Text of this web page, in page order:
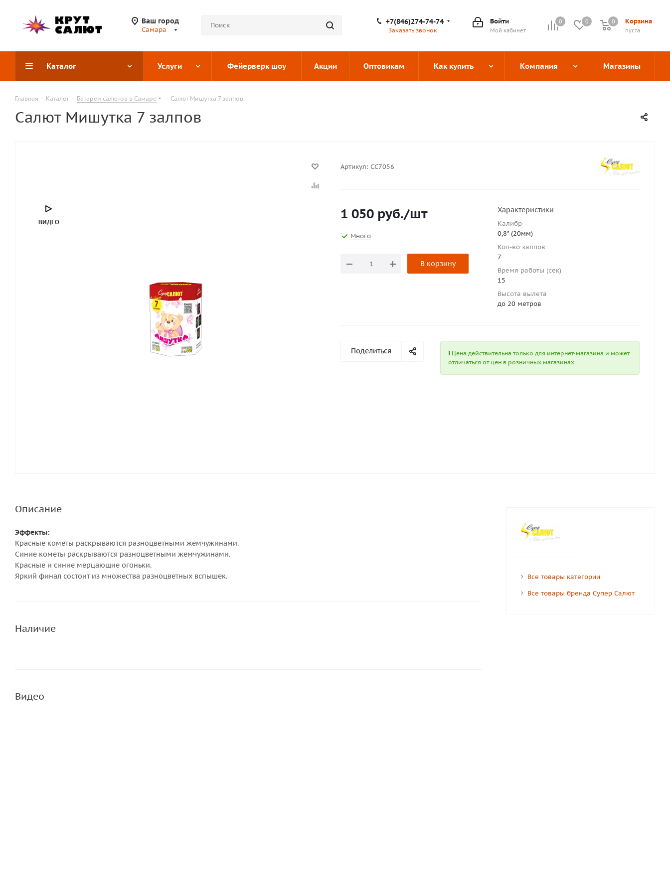
Ваш город
Самара
0 0 Корзина
0
пуста
0
Войти
Мой кабинет
+7(846)274-74-74
Заказать звонок
Каталог Услуги Фейерверк шоу Акции Оптовикам Как купить Компания Магазины
Главная - Каталог - Батареи салютов в Самаре - Салют Мишутка 7 залпов
Салют Мишутка 7 залпов
ВИДЕО
Артикул: СС7056
1 050 руб./шт
Много
В корзину
Характеристики
Калибр
0,8" (20мм)
Кол-во залпов
7
Время работы (сек)
15
Высота вылета
до 20 метров
Поделиться
Цена действительна только для интернет-магазина и может
отличаться от цен в розничных магазинах
Описание
Эффекты:
Красные кометы раскрываются разноцветными жемчужинами.
Синие кометы раскрываются разноцветными жемчужинами.
Красные и синие мерцающие огоньки.
Яркий финал состоит из множества разноцветных вспышек.
Наличие
Видео
Все товары категории
Все товары бренда Супер Салют